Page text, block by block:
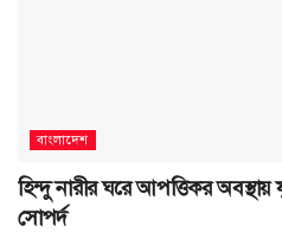
বাংলাদেশ
হিন্দু নারীর ঘরে আপত্তিকর
সোপর্দ